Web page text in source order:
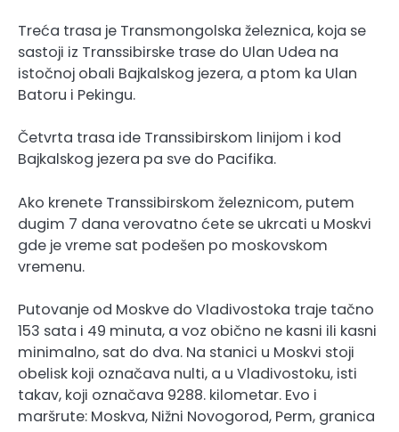
Treća trasa je Transmongolska železnica, koja se
sastoji iz Transsibirske trase do Ulan Udea na
istočnoj obali Bajkalskog jezera, a ptom ka Ulan
Batoru i Pekingu.
Četvrta trasa ide Transsibirskom linijom i kod
Bajkalskog jezera pa sve do Pacifika.
Ako krenete Transsibirskom železnicom, putem
dugim 7 dana verovatno ćete se ukrcati u Moskvi
gde je vreme sat podešen po moskovskom
vremenu.
Putovanje od Moskve do Vladivostoka traje tačno
153 sata i 49 minuta, a voz obično ne kasni ili kasni
minimalno, sat do dva. Na stanici u Moskvi stoji
obelisk koji označava nulti, a u Vladivostoku, isti
takav, koji označava 9288. kilometar. Evo i
maršrute: Moskva, Nižni Novogorod, Perm, granica